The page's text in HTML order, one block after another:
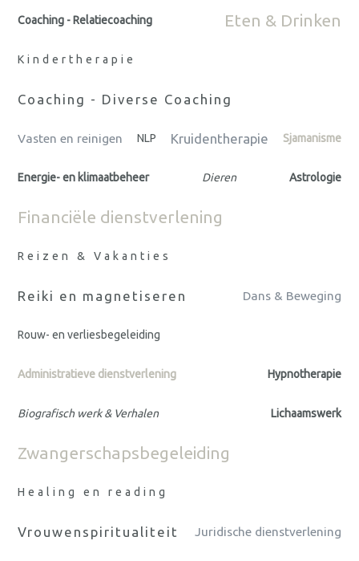
Coaching - Relatiecoaching Eten & Drinken
Kindertherapie
Coaching - Diverse Coaching
Vasten en reinigen NLP Kruidentherapie Sjamanisme
Energie- en klimaatbeheer Dieren Astrologie
Financiële dienstverlening
Reizen & Vakanties
Reiki en magnetiseren Dans & Beweging
Rouw- en verliesbegeleiding
Administratieve dienstverlening Hypnotherapie
Biografisch werk & Verhalen Lichaamswerk
Zwangerschapsbegeleiding
Healing en reading
Vrouwenspiritualiteit Juridische dienstverlening